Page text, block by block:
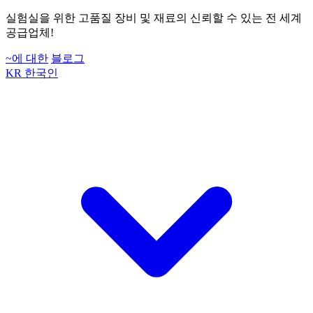
실험실을 위한 고품질 장비 및 재료의 신뢰할 수 있는 전 세계
공급업체!
~에 대한 블로그
KR 한국인